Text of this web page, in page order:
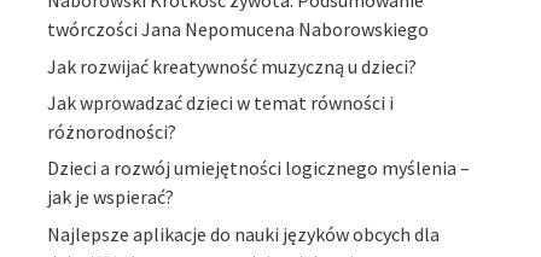
twórczości Jana Nepomucena Naborowskiego
Jak rozwijać kreatywność muzyczną u dzieci?
Jak wprowadzać dzieci w temat równości i
różnorodności?
Dzieci a rozwój umiejętności logicznego myślenia –
jak je wspierać?
Najlepsze aplikacje do nauki języków obcych dla